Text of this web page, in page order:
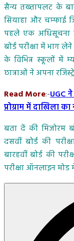
सैन्य तख्तापलट के
सियाहा और चम्फाई
पहले एक अधिसूचना
बोर्ड परीक्षा में भाग
के विभिन्न स्कूलों में
छात्राओं ने अपना
Read More:-UGC
प्रोग्राम में दाखिला
बता दें की
दसवीं बोर्ड की
बारहवीं बोर्ड की
परीक्षा ऑनलाइन मोड